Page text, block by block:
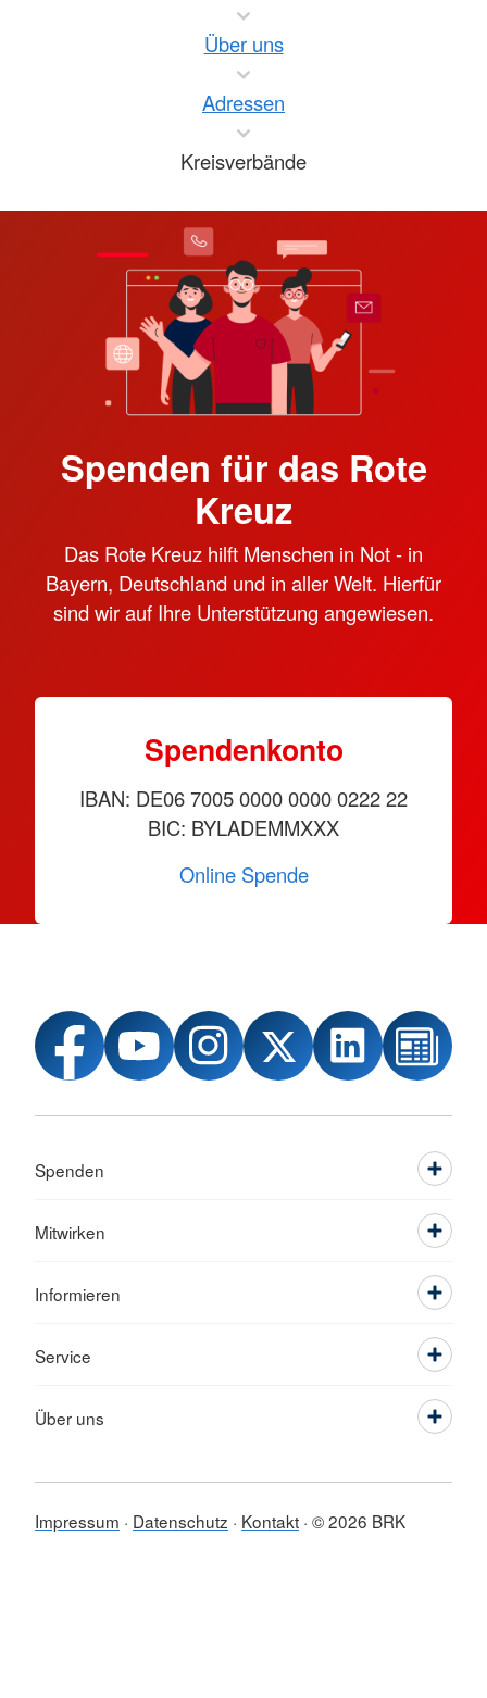
Über uns
Adressen
Kreisverbände
Spenden für das Rote
Kreuz
Das Rote Kreuz hilft Menschen in Not - in
Bayern, Deutschland und in aller Welt. Hierfür
sind wir auf Ihre Unterstützung angewiesen.
Spendenkonto
IBAN: DE06 7005 0000 0000 0222 22
BIC: BYLADEMMXXX
Online Spende
Spenden
Mitwirken
Informieren
Service
Über uns
Impressum Datenschutz Kontakt © 2026 BRK